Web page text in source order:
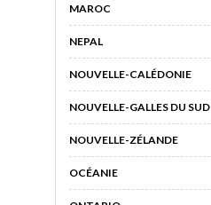
MAROC
NEPAL
NOUVELLE-CALÉDONIE
NOUVELLE-GALLES DU SUD
NOUVELLE-ZÉLANDE
OCÉANIE